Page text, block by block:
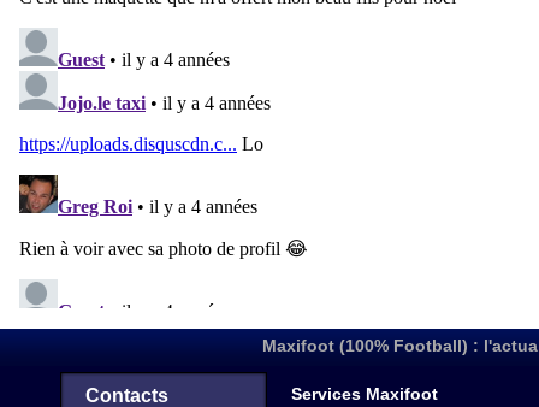
Maxifoot (100% Football) :
Contacts Services Maxifoot